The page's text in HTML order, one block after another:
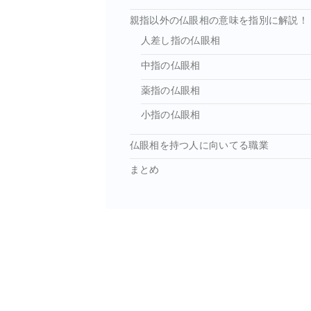
親指以外の仏眼相の意味を指別に解説！
人差し指の仏眼相
中指の仏眼相
薬指の仏眼相
小指の仏眼相
仏眼相を持つ人に向いてる職業
まとめ